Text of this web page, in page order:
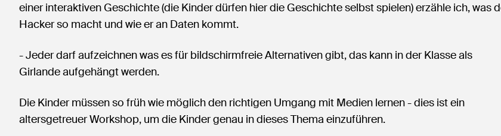
einer interaktiven Geschichte (die Kinder dürfen hier die Geschichte selbst spielen) erzähle ich, was
Hacker so macht und wie er an Daten kommt.
- Jeder darf aufzeichnen was es für bildschirmfreie Alternativen gibt, das kann in der Klasse als
Girlande aufgehängt werden.
Die Kinder müssen so früh wie möglich den richtigen Umgang mit Medien lernen - dies ist ein
altersgetreuer Workshop, um die Kinder genau in dieses Thema einzuführen.